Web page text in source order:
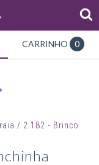
CARRINHO 0
/ 2.182 - Brinco